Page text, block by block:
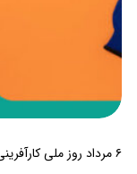
۶ مرداد روز ملی کارآفرینی و آموزش‌های فنی و حرفه‌ای گرامی باد